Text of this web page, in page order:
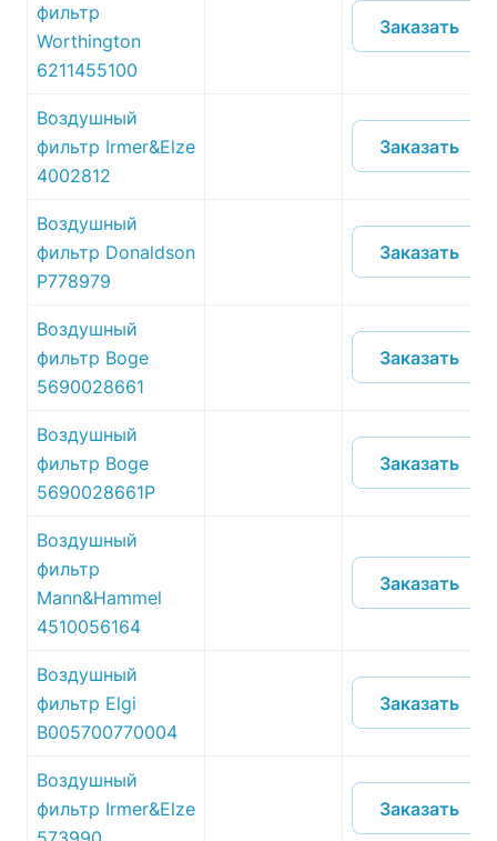
фильтр
Worthington
6211455100
Заказать
Воздушный
фильтр Irmer&Elze
4002812
Заказать
Воздушный
фильтр Donaldson
P778979
Заказать
Воздушный
фильтр Boge
5690028661
Заказать
Воздушный
фильтр Boge
5690028661P
Заказать
Воздушный
фильтр
Mann&Hammel
4510056164
Заказать
Воздушный
фильтр Elgi
B005700770004
Заказать
Воздушный
фильтр Irmer&Elze
Заказать